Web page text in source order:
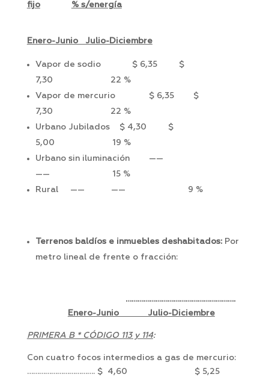
fijo
% s/energía
Enero-Junio Julio-Diciembre
Vapor de sodio $ 6,35 $
7,30 22 %
Vapor de mercurio $ 6,35 $
7,30 22 %
Urbano Jubilados $ 4,30 $
5,00 19 %
Urbano sin iluminación ——
—— 15 %
Rural —— —— 9 %
Terrenos baldíos e inmuebles deshabitados: Por
metro lineal de frente o fracción:
……………………………………………….
Enero-Junio Julio-Diciembre
PRIMERA B * CÓDIGO 113 y 114:
Con cuatro focos intermedios a gas de mercurio:
……………………………. $ 4,60 $ 5,25